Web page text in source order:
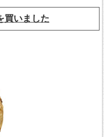
買いました